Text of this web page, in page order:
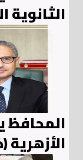
الثانوية
المحافظ
الأزهرية